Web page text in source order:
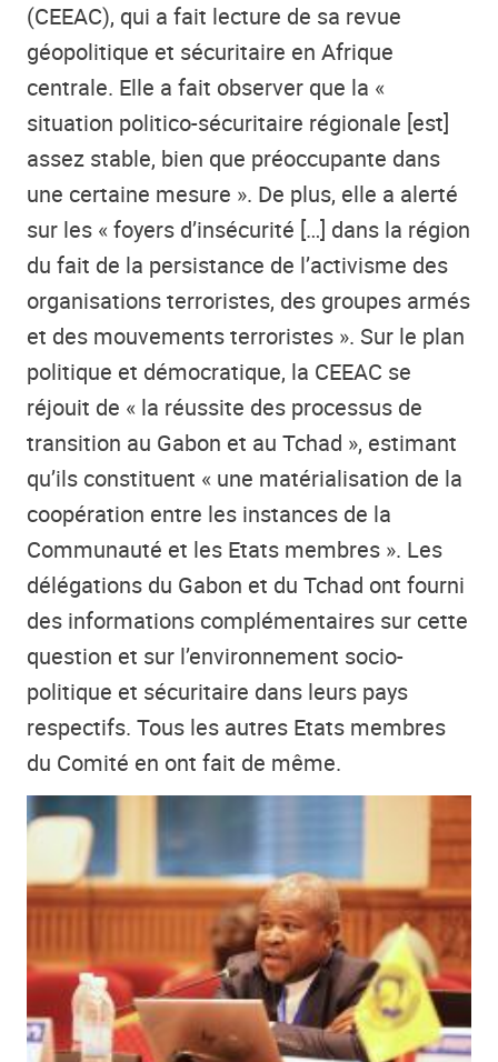
(CEEAC), qui a fait lecture de sa revue
géopolitique et sécuritaire en Afrique
centrale. Elle a fait observer que la «
situation politico-sécuritaire régionale [est]
assez stable, bien que préoccupante dans
une certaine mesure ». De plus, elle a alerté
sur les « foyers d’insécurité […] dans la région
du fait de la persistance de l’activisme des
organisations terroristes, des groupes armés
et des mouvements terroristes ». Sur le plan
politique et démocratique, la CEEAC se
réjouit de « la réussite des processus de
transition au Gabon et au Tchad », estimant
qu’ils constituent « une matérialisation de la
coopération entre les instances de la
Communauté et les Etats membres ». Les
délégations du Gabon et du Tchad ont fourni
des informations complémentaires sur cette
question et sur l’environnement socio-
politique et sécuritaire dans leurs pays
respectifs. Tous les autres Etats membres
du Comité en ont fait de même.